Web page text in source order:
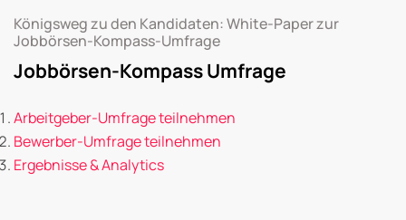
Königsweg zu den Kandidaten: White-Paper zur
Jobbörsen-Kompass-Umfrage
Jobbörsen-Kompass Umfrage
Arbeitgeber-Umfrage teilnehmen
Bewerber-Umfrage teilnehmen
Ergebnisse & Analytics